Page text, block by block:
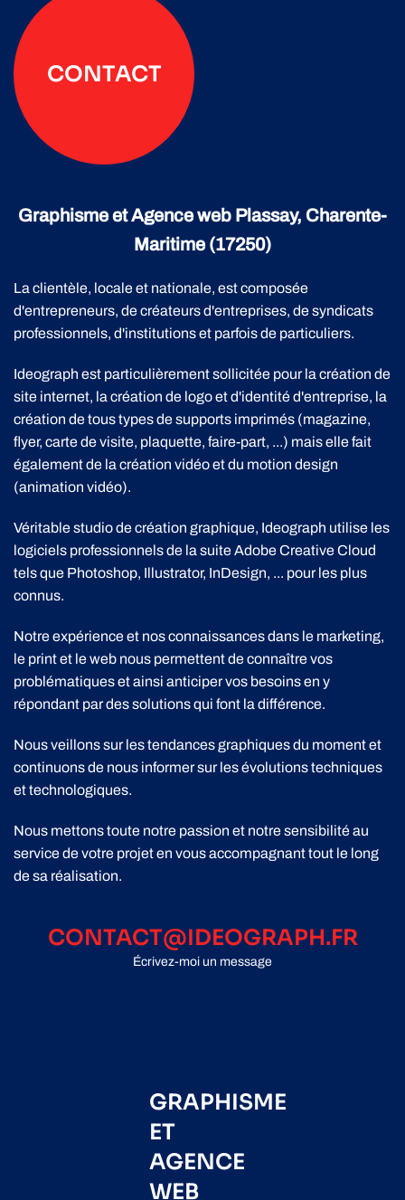
CONTACT
Graphisme et Agence web Plassay, Charente-
Maritime (17250)
La clientèle, locale et nationale, est composée
d'entrepreneurs, de créateurs d'entreprises, de syndicats
professionnels, d'institutions et parfois de particuliers.
Ideograph est particulièrement sollicitée pour la création de
site internet, la création de logo et d'identité d'entreprise, la
création de tous types de supports imprimés (magazine,
flyer, carte de visite, plaquette, faire-part, ...) mais elle fait
également de la création vidéo et du motion design
(animation vidéo).
Véritable studio de création graphique, Ideograph utilise les
logiciels professionnels de la suite Adobe Creative Cloud
tels que Photoshop, Illustrator, InDesign, ... pour les plus
connus.
Notre expérience et nos connaissances dans le marketing,
le print et le web nous permettent de connaître vos
problématiques et ainsi anticiper vos besoins en y
répondant par des solutions qui font la différence.
Nous veillons sur les tendances graphiques du moment et
continuons de nous informer sur les évolutions techniques
et technologiques.
Nous mettons toute notre passion et notre sensibilité au
service de votre projet en vous accompagnant tout le long
de sa réalisation.
CONTACT@IDEOGRAPH.FR
Écrivez-moi un message
GRAPHISME
ET
AGENCE
WEB